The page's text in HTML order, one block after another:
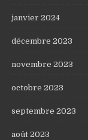
janvier 2024
décembre 2023
novembre 2023
octobre 2023
septembre 2023
août 2023